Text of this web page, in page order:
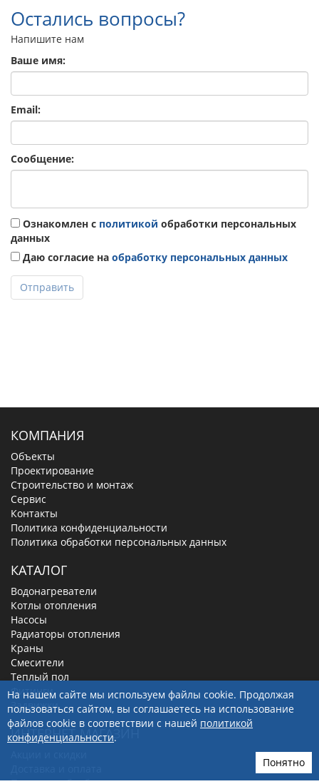
Остались вопросы?
Напишите нам
Ваше имя:
Email:
Сообщение:
Ознакомлен с политикой обработки персональных
данных
Даю согласие на обработку персональных данных
Отправить
КОМПАНИЯ
Объекты
Проектирование
Строительство и монтаж
Сервис
Контакты
Политика конфиденциальности
Политика обработки персональных данных
КАТАЛОГ
Водонагреватели
Котлы отопления
Насосы
Радиаторы отопления
Краны
Смесители
Теплый пол
Фитинги
Задвижки
ИНТЕРНЕТ-МАГАЗИН
На нашем сайте мы используем файлы cookie. Продолжая
пользоваться сайтом, вы соглашаетесь на использование
файлов cookie в соответствии с нашей политикой
конфиденциальности.
Понятно